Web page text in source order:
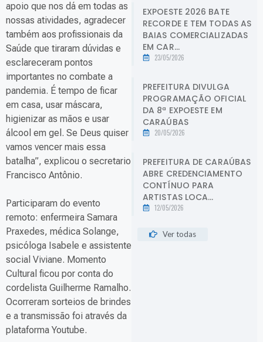
apoio que nos dá em todas as
nossas atividades, agradecer
também aos profissionais da
Saúde que tiraram dúvidas e
esclareceram pontos
importantes no combate a
pandemia. É tempo de ficar
em casa, usar máscara,
higienizar as mãos e usar
álcool em gel. Se Deus quiser
vamos vencer mais essa
batalha”, explicou o secretario
Francisco Antônio.
Participaram do evento
remoto: enfermeira Samara
Praxedes, médica Solange,
psicóloga Isabele e assistente
social Viviane. Momento
Cultural ficou por conta do
cordelista Guilherme Ramalho.
Ocorreram sorteios de brindes
e a transmissão foi através da
plataforma Youtube.
EXPOESTE 2026 BATE
RECORDE E TEM TODAS AS
BAIAS COMERCIALIZADAS
EM CAR...
23/05/2026
PREFEITURA DIVULGA
PROGRAMAÇÃO OFICIAL
DA 8ª EXPOESTE EM
CARAÚBAS
20/05/2026
PREFEITURA DE CARAÚBAS
ABRE CREDENCIAMENTO
CONTÍNUO PARA
ARTISTAS LOCA...
12/05/2026
Ver todas